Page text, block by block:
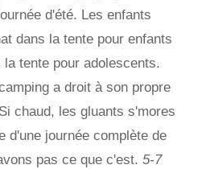
d'été. Les enfants
dans la tente pour enfants
tente pour adolescents.
a droit à son propre
chaud, les gluants s'mores
d'une journée complète de
pas ce que c'est. 5-7